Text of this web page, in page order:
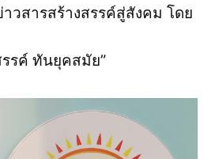
วสารสร้างสรรค์สู่สังคม โดย
รรค์ ทันยุคสมัย”